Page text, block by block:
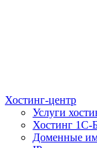
Хостинг-центр
Услуги
Хостинг 1С-
Доменные